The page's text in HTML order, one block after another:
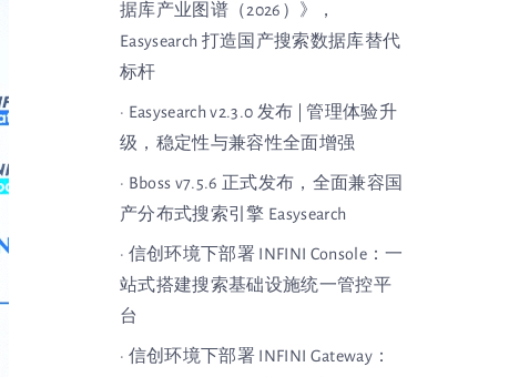
据库产业图谱（2026）》，
Easysearch 打造国产搜索数据库替代
标杆
· Easysearch v2.3.0 发布 | 管理体验升
级，稳定性与兼容性全面增强
· Bboss v7.5.6 正式发布，全面兼容国
产分布式搜索引擎 Easysearch
· 信创环境下部署 INFINI Console：一
站式搭建搜索基础设施统一管控平
台
· 信创环境下部署 INFINI Gateway：